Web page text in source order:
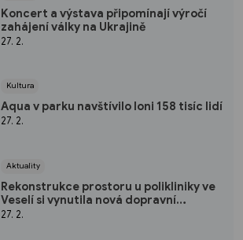
Koncert a výstava připomínají výročí
zahájení války na Ukrajině
27. 2.
Kultura
Aqua v parku navštívilo loni 158 tisíc lidí
27. 2.
Aktuality
Rekonstrukce prostoru u polikliniky ve
Veselí si vynutila nová dopravní
opatření
27. 2.